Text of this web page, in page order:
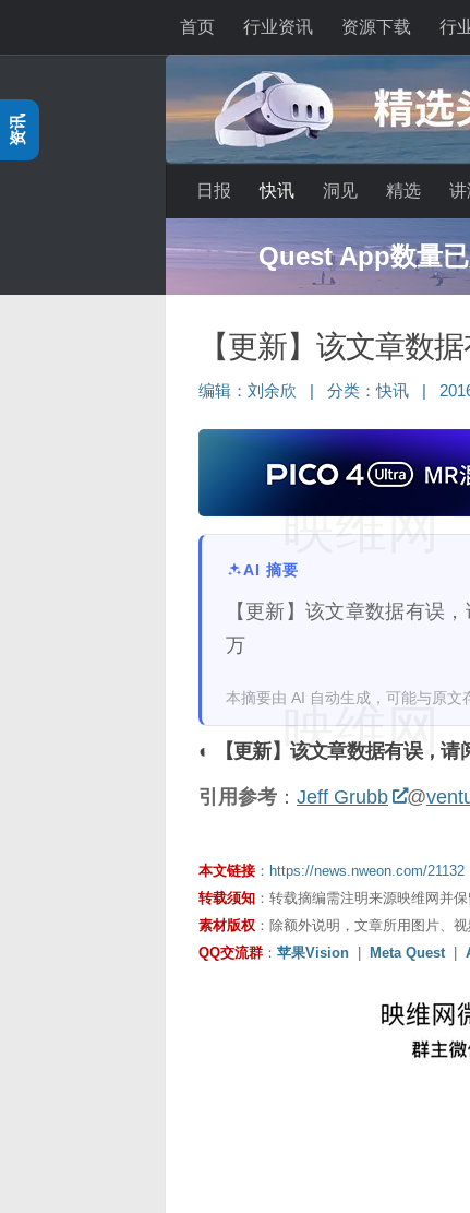
首页 行业资讯 资源下载 行
日报 快讯 洞见 精选 讲
Quest App数量
【更新】该文章数
编辑： 刘余欣 分类：快讯
AI 摘要
【更新】该文章数据有误
万
本摘要由 AI 自动生成，可能与原文
◐ 【更新】该文章数据有误，请
引用参考 ： Jeff Grubb @
映维网
映维网
本文链接 ： https://news.nweon.com/21132
转载须知 ：转载摘编需注明来源映维网并保
素材版权 ：除额外说明，文章所用图片、
QQ交流群 ： 苹果Vision | Meta Quest |
资讯